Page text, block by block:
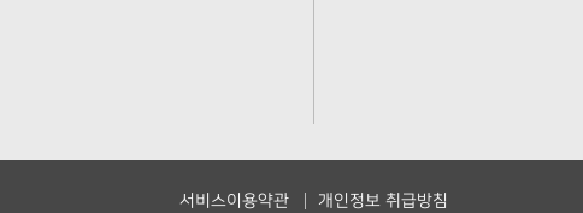
서비스이용약관 개인정보 취급방침